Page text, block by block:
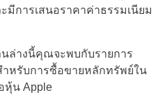
มีการเสนอราคาค่าธรรมเนียม
ล่างนี้คุณจะพบกับรายการ
ำหรับการซื้อขายหลักทรัพย์ใน
หุ้น Apple